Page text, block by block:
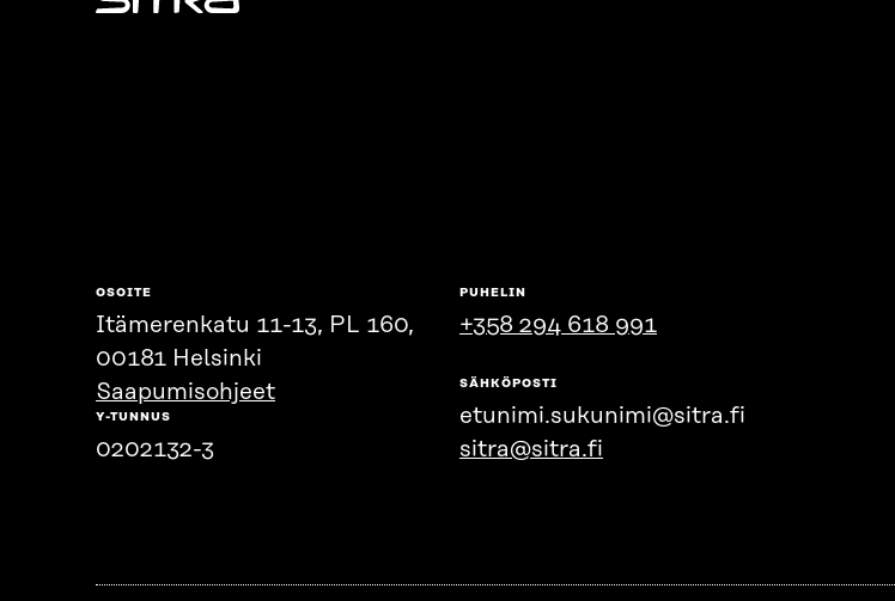
Sitra
OSOITE
Itämerenkatu 11-13, PL 160,
00181 Helsinki
Saapumisohjeet
Y-TUNNUS
0202132-3
PUHELIN
+358 294 618 991
SÄHKÖPOSTI
etunimi.sukunimi@sitra.fi
sitra@sitra.fi